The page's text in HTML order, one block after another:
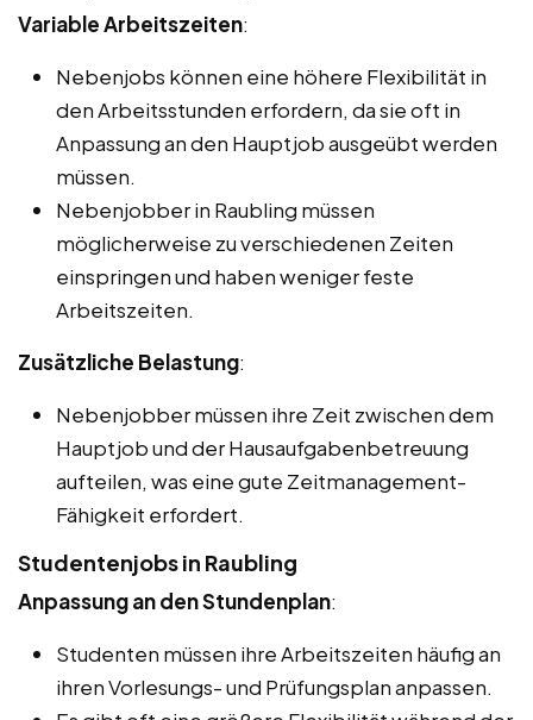
Variable Arbeitszeiten:
Nebenjobs können eine höhere Flexibilität in
den Arbeitsstunden erfordern, da sie oft in
Anpassung an den Hauptjob ausgeübt werden
müssen.
Nebenjobber in Raubling müssen
möglicherweise zu verschiedenen Zeiten
einspringen und haben weniger feste
Arbeitszeiten.
Zusätzliche Belastung:
Nebenjobber müssen ihre Zeit zwischen dem
Hauptjob und der Hausaufgabenbetreuung
aufteilen, was eine gute Zeitmanagement-
Fähigkeit erfordert.
Studentenjobs in Raubling
Anpassung an den Stundenplan:
Studenten müssen ihre Arbeitszeiten häufig an
ihren Vorlesungs- und Prüfungsplan anpassen.